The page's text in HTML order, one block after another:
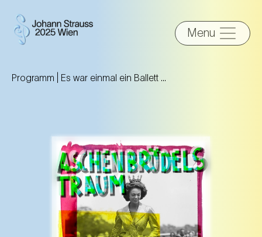
Menu
Programm | Es war einmal ein Ballett …